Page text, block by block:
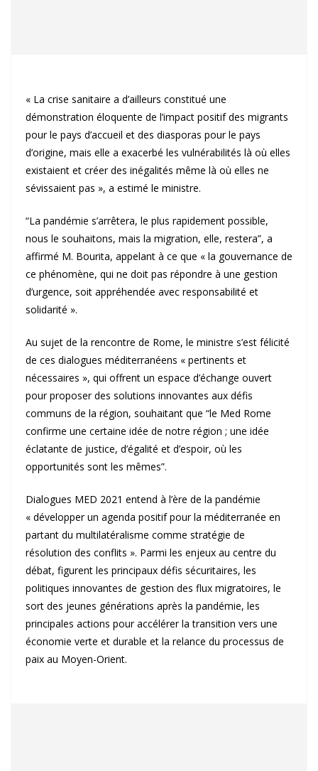
« La crise sanitaire a d’ailleurs constitué une
démonstration éloquente de l’impact positif des migrants
pour le pays d’accueil et des diasporas pour le pays
d’origine, mais elle a exacerbé les vulnérabilités là où elles
existaient et créer des inégalités même là où elles ne
sévissaient pas », a estimé le ministre.
“La pandémie s’arrêtera, le plus rapidement possible,
nous le souhaitons, mais la migration, elle, restera”, a
affirmé M. Bourita, appelant à ce que « la gouvernance de
ce phénomène, qui ne doit pas répondre à une gestion
d’urgence, soit appréhendée avec responsabilité et
solidarité ».
Au sujet de la rencontre de Rome, le ministre s’est félicité
de ces dialogues méditerranéens « pertinents et
nécessaires », qui offrent un espace d’échange ouvert
pour proposer des solutions innovantes aux défis
communs de la région, souhaitant que “le Med Rome
confirme une certaine idée de notre région ; une idée
éclatante de justice, d’égalité et d’espoir, où les
opportunités sont les mêmes”.
Dialogues MED 2021 entend à l’ère de la pandémie
« développer un agenda positif pour la méditerranée en
partant du multilatéralisme comme stratégie de
résolution des conflits ». Parmi les enjeux au centre du
débat, figurent les principaux défis sécuritaires, les
politiques innovantes de gestion des flux migratoires, le
sort des jeunes générations après la pandémie, les
principales actions pour accélérer la transition vers une
économie verte et durable et la relance du processus de
paix au Moyen-Orient.